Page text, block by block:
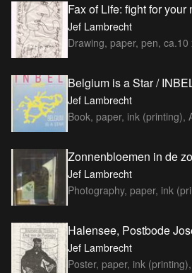
Fax of Life: fight for your
Jef Lambrecht
Drawing, paper, pen, ca.10
Belgium is a Star /
Jef Lambrecht
Book, paper, ink (printing),
Zonnenbloemen in de
Jef Lambrecht
Photography, paper, ink
Halensee, Postbode
Jef Lambrecht
Poster, paper, ink